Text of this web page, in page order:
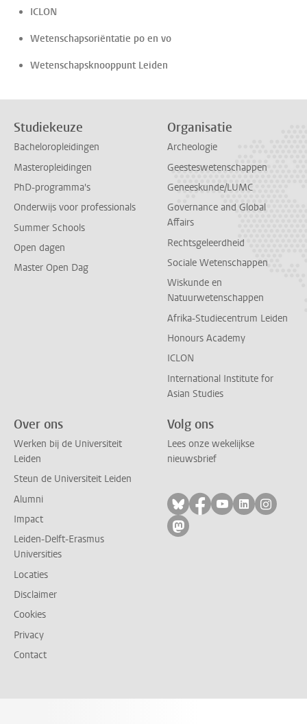
ICLON
Wetenschapsoriëntatie po en vo
Wetenschapsknooppunt Leiden
Studiekeuze
Bacheloropleidingen
Masteropleidingen
PhD-programma's
Onderwijs voor professionals
Summer Schools
Open dagen
Master Open Dag
Organisatie
Archeologie
Geesteswetenschappen
Geneeskunde/LUMC
Governance and Global
Affairs
Rechtsgeleerdheid
Sociale Wetenschappen
Wiskunde en
Natuurwetenschappen
Afrika-Studiecentrum Leiden
Honours Academy
ICLON
International Institute for
Asian Studies
Over ons
Werken bij de Universiteit
Leiden
Steun de Universiteit Leiden
Alumni
Impact
Leiden-Delft-Erasmus
Universities
Locaties
Disclaimer
Cookies
Privacy
Contact
Volg ons
Lees onze wekelijkse
nieuwsbrief
Volg ons op bluesky
Volg ons op
Volg ons op
Volg ons
Volg
Volg ons op mastodon